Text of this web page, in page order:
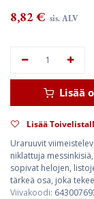
8,82€ sis. ALV
Lisää
Lisää
Uraruuvit
niklattuja
sopivat helojen,
tärkeä osa, joka
Viivakoodi: